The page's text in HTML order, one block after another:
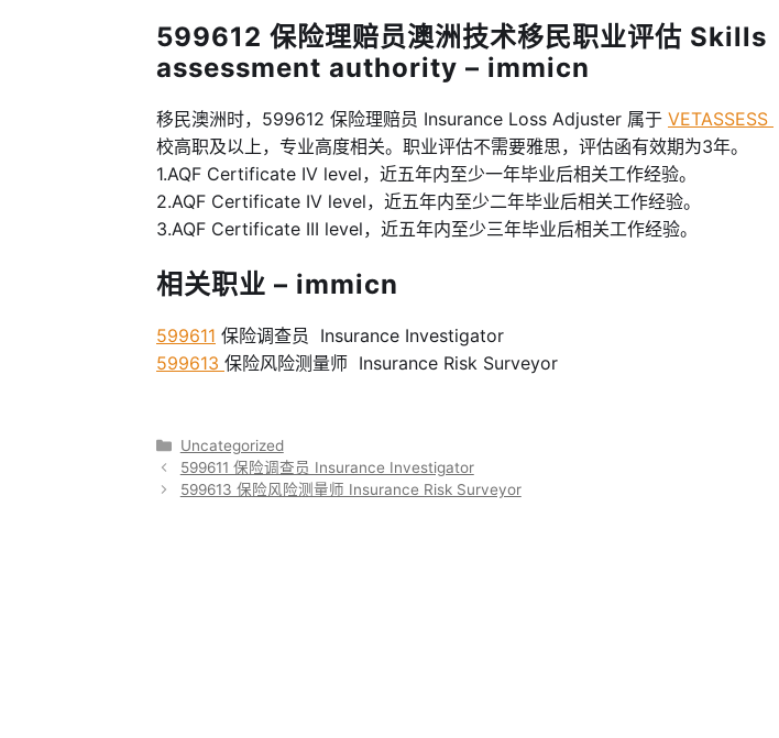
599612 保险理赔员澳洲技术移民职业评估 Skills
assessment authority – immicn
移民澳洲时，599612 保险理赔员 Insurance Loss Adjuster 属于 VETASSESS
校高职及以上，专业高度相关。职业评估不需要雅思，评估函有效期为3年。
1.AQF Certificate IV level，近五年内至少一年毕业后相关工作经验。
2.AQF Certificate IV level，近五年内至少二年毕业后相关工作经验。
3.AQF Certificate III level，近五年内至少三年毕业后相关工作经验。
相关职业 – immicn
599611 保险调查员 Insurance Investigator
599613 保险风险测量师 Insurance Risk Surveyor
分
类
Uncategorized
599611 保险调查员 Insurance Investigator
599613 保险风险测量师 Insurance Risk Surveyor